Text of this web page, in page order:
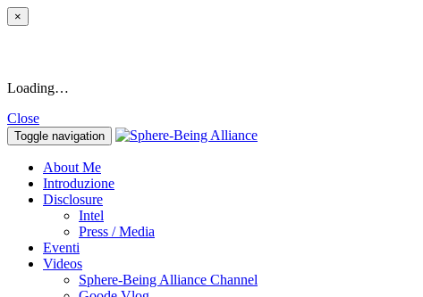
×
Loading…
Close
Toggle navigation
About Me
Introduzione
Disclosure
Intel
Press / Media
Eventi
Videos
Sphere-Being Alliance Channel